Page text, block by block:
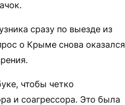
сразу по выезде из
о Крыме снова оказался
чтобы четко
и соагрессора. Это была